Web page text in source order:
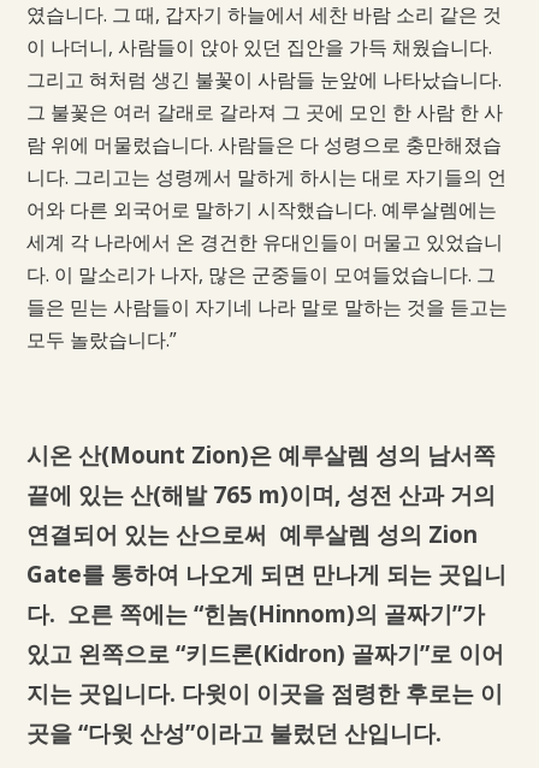
였습니다. 그 때, 갑자기 하늘에서 세찬 바람 소리 같은 것
이 나더니, 사람들이 앉아 있던 집안을 가득 채웠습니다.
그리고 혀처럼 생긴 불꽃이 사람들 눈앞에 나타났습니다.
그 불꽃은 여러 갈래로 갈라져 그 곳에 모인 한 사람 한 사
람 위에 머물렀습니다. 사람들은 다 성령으로 충만해졌습
니다. 그리고는 성령께서 말하게 하시는 대로 자기들의 언
어와 다른 외국어로 말하기 시작했습니다. 예루살렘에는
세계 각 나라에서 온 경건한 유대인들이 머물고 있었습니
다. 이 말소리가 나자, 많은 군중들이 모여들었습니다. 그
들은 믿는 사람들이 자기네 나라 말로 말하는 것을 듣고는
모두 놀랐습니다.”
시온 산(Mount Zion)은 예루살렘 성의 남서쪽
끝에 있는 산(해발 765 m)이며, 성전 산과 거의
연결되어 있는 산으로써 예루살렘 성의 Zion
Gate를 통하여 나오게 되면 만나게 되는 곳입니
다. 오른 쪽에는 “힌놈(Hinnom)의 골짜기”가
있고 왼쪽으로 “키드론(Kidron) 골짜기”로 이어
지는 곳입니다. 다윗이 이곳을 점령한 후로는 이
곳을 “다윗 산성”이라고 불렀던 산입니다.